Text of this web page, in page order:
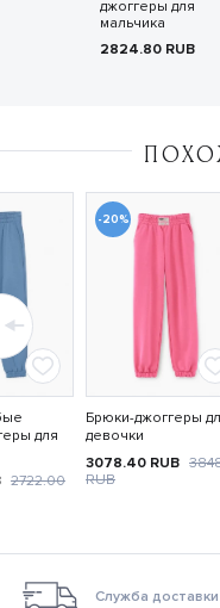
джоггеры для
мальчика
2824.80 RUB
для
2722.00
-20%
Брюки-джоггеры
девочки
3078.40 RUB
RUB
Служба